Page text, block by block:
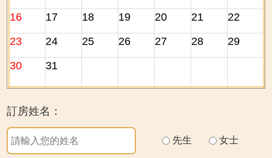
16
17 18 19 20 21
22
23
24 25 26 27 28
29
30
31
訂房姓名：
先生 女士